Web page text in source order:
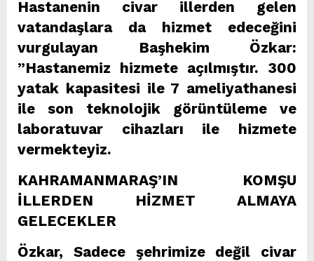
Hastanenin civar illerden gelen
vatandaşlara da hizmet edeceğini
vurgulayan Başhekim Özkar:
”Hastanemiz hizmete açılmıştır. 300
yatak kapasitesi ile 7 ameliyathanesi
ile son teknolojik görüntüleme ve
laboratuvar cihazları ile hizmete
vermekteyiz.
KAHRAMANMARAŞ’IN KOMŞU
İLLERDEN HİZMET ALMAYA
GELECEKLER
Özkar, Sadece şehrimize değil civar